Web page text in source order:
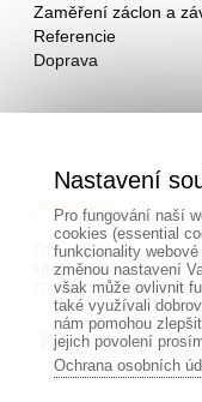
Zaměření záclon a
Referencie
Doprava
Adresa
OD - Mladosť
Hlavná 951
Galanta 924 01,
Nastavení
Pro fungování naší
cookies (essential
funkcionality
změnou nastavení
však může ovlivnit
také využívali
nám pomohou
jejich povolení
Ochrana osobních